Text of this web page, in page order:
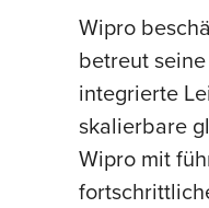
Wipro
betreut
integrierte
skalierbare
Wipro mit